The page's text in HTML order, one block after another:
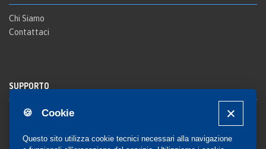
🍪 Cookie
Questo sito utilizza cookie tecnici necessari alla navigazione
Chi Siamo
Contattaci
SUPPORTO
Registrazione al sito
Notifica